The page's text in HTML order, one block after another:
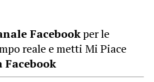
Facebookper le
reale e metti Mi Piace
Facebook